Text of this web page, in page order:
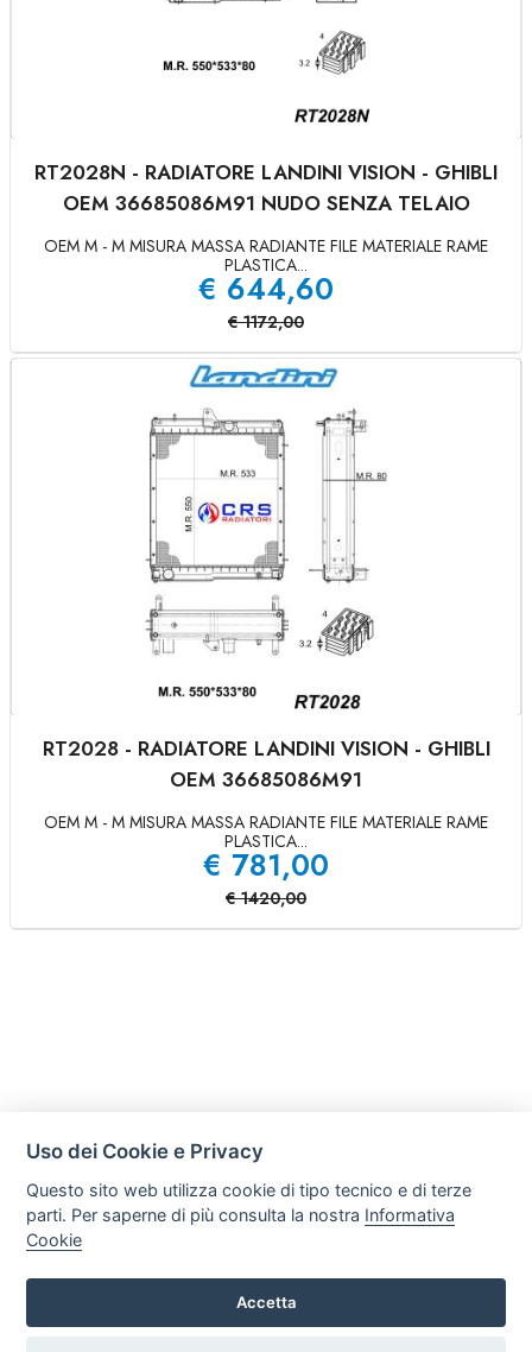
RT2028N - RADIATORE LANDINI VISION - GHIBLI
OEM 36685086M91 NUDO SENZA TELAIO
OEM M - M MISURA MASSA RADIANTE FILE MATERIALE RAME
PLASTICA...
€ 644,60
€ 1172,00
RT2028 - RADIATORE LANDINI VISION - GHIBLI
OEM 36685086M91
OEM M - M MISURA MASSA RADIANTE FILE MATERIALE RAME
PLASTICA...
€ 781,00
€ 1420,00
Uso dei Cookie e Privacy
Questo sito web utilizza cookie di tipo tecnico e di terze
parti. Per saperne di più consulta la nostra Informativa
Cookie
Accetta